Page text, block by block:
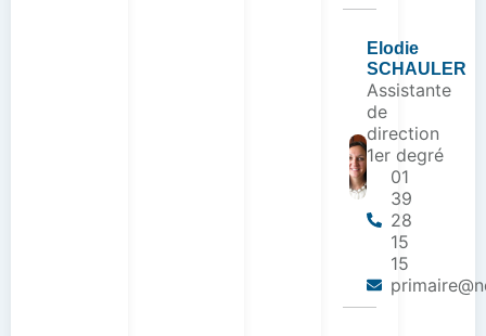
Elodie
SCHAULER
Assistante
de
direction
1er degré
01
39
28
15
15